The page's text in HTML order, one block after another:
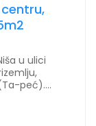
u ulici
peć)....